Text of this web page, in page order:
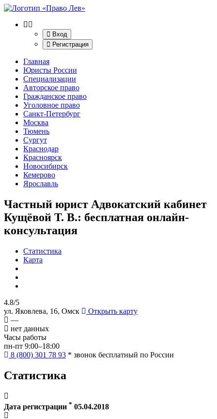
Вход
Регистрация
Главная
Юристы России
Специализации
Авторское право
Гражданское право
Уголовное право
Санкт-Петербург
Москва
Тюмень
Сургут
Краснодар
Красноярск
Новосибирск
Кемерово
Ярославль
Частный юрист Адвокатский кабинет
Кущёвой Т. В.: бесплатная онлайн-
консультация
Статистика
Карта
4.8/5
ул. Яковлева, 16, Омск
Открыть карту
—
нет данных
Часы работы
пн-пт 9:00–18:00
8 (800) 301 78 93 * звонок бесплатный по России
Статистика
Дата регистрации * 05.04.2018